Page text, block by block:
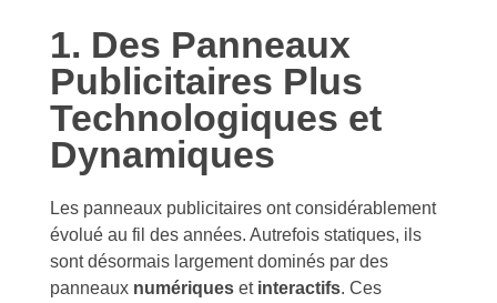
1. Des Panneaux
Publicitaires Plus
Technologiques et
Dynamiques
Les panneaux publicitaires ont considérablement
évolué au fil des années. Autrefois statiques, ils
sont désormais largement dominés par des
panneaux numériques et interactifs. Ces